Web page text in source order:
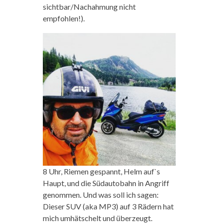
sichtbar/Nachahmung nicht
empfohlen!).
8 Uhr, Riemen gespannt, Helm auf`s
Haupt, und die Südautobahn in Angriff
genommen. Und was soll ich sagen:
Dieser SUV (aka MP3) auf 3 Rädern hat
mich umhätschelt und überzeugt.